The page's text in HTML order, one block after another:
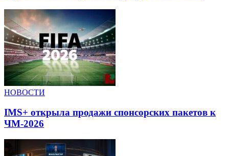
НОВОСТИ
IMS+ открыла продажи спонсорских пакетов к
ЧМ-2026